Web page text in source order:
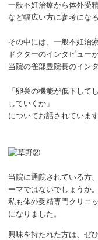
一般不妊治療から体外受
など幅広い方に参考にな
その中には、一般不妊治
ドクターのインタビュー
当院の雀部豊院長のイン
「卵巣の機能が低下して
していくか」
についてお話されています
当院に通院されている方
ーマではないでしょうか。
私も体外受精専門クリニ
になりました。
興味を持たれた方は、ぜ